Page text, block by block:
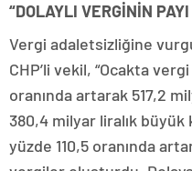
“DOLAYLI VERGİNİN
Vergi adaletsizliğine
CHP’li vekil, “Ocakta
oranında artarak 517,2
380,4 milyar liralık büyük
yüzde 110,5 oranında